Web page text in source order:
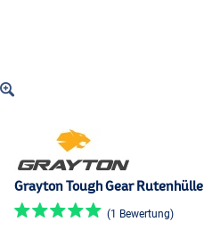
Grayton Tough Gear Rutenhülle
(1 Bewertung)